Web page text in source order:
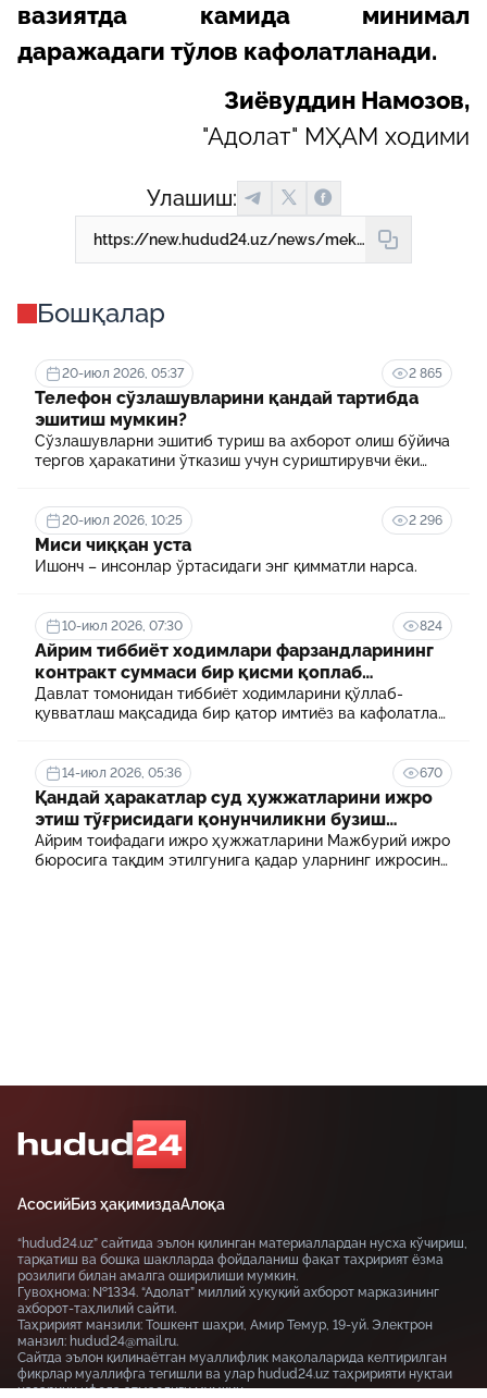
вазиятда камида минимал
даражадаги тўлов кафолатланади.
Зиёвуддин Намозов,
"Адолат" МҲАМ ходими
Улашиш:
https://new.hudud24.uz/news/mekhnat-mazhburiiati-bazharilmasa-ish-khaki-kandai-tulanadi
Бошқалар
20-июл 2026, 05:37 2 865
Телефон сўзлашувларини қандай тартибда
эшитиш мумкин?
Сўзлашувларни эшитиб туриш ва ахборот олиш бўйича
тергов ҳаракатини ўтказиш учун суриштирувчи ёки
20-июл 2026, 10:25 2 296
Миси чиққан уста
Ишонч – инсонлар ўртасидаги энг қимматли нарса.
10-июл 2026, 07:30 824
Айрим тиббиёт ходимлари фарзандларининг
контракт суммаси бир қисми қоплаб
берилади
Давлат томонидан тиббиёт ходимларини қўллаб-
қувватлаш мақсадида бир қатор имтиёз ва кафолатлар
муассасасида ўқиш учун тўланадиган контракт
маблағининг бир қисмини қоплаб бериш тартибидир
14-июл 2026, 05:36 670
Қандай ҳаракатлар суд ҳужжатларини ижро
этиш тўғрисидаги қонунчиликни бузиш
ҳисобланади? 5 муҳим факт
Айрим тоифадаги ижро ҳужжатларини Мажбурий ижро
бюросига тақдим этилгунига қадар уларнинг ижросини
АсосийБиз ҳақимиздаАлоқа
“hudud24.uz” сайтида эълон қилинган материаллардан нусха кўчириш,
тарқатиш ва бошқа шаклларда фойдаланиш фақат таҳририят ёзма
розилиги билан амалга оширилиши мумкин.
Гувоҳнома: №1334. “Адолат” миллий ҳуқуқий ахборот марказининг
ахборот-таҳлилий сайти.
Таҳририят манзили: Тошкент шаҳри, Амир Темур, 19-уй. Электрон
манзил: hudud24@mail.ru.
Сайтда эълон қилинаётган муаллифлик мақолаларида келтирилган
фикрлар муаллифга тегишли ва улар hudud24.uz таҳририяти нуқтаи
назарини ифода этмаслиги мумкин.